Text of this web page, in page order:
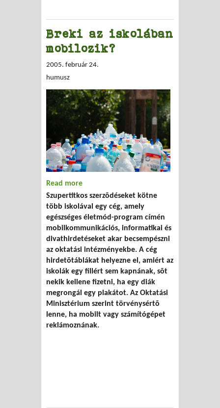
Breki az iskolában
mobilozik?
2005. február 24.
humusz
Read more
Szupertitkos szerzõdéseket kötne
több iskolával egy cég, amely
egészséges életmód-program címén
mobilkommunikációs, informatikai és
divathirdetéseket akar becsempészni
az oktatási intézményekbe. A cég
hirdetõtáblákat helyezne el, amiért az
iskolák egy fillért sem kapnának, sõt
nekik kellene fizetni, ha egy diák
megrongál egy plakátot. Az Oktatási
Minisztérium szerint törvénysértõ
lenne, ha mobilt vagy számítógépet
reklámoznának.